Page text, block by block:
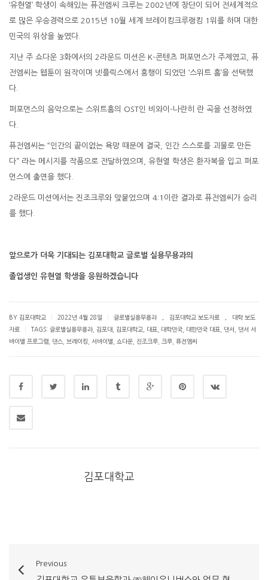
‘유현열’ 학생이 속해있는 퓨전엠씨 크루는 2002년에 창단이 되어 전세계적으
로 많은 우승경력으로 2015년 10월 세계 브레이킹크루랭킹 1위를 하며 대한
민국의 위상을 높였다.
지난 주 쇼다운 3화에서의 2라운드 미션은 K-콘텐츠 퍼포먼스가 주제였고, 퓨
전엠씨는 웹툰이 원작이며 넷플릭스에서 흥행이 되었던 ‘스위트 홈’을 선택했
다.
퍼포먼스의 음악으로는 스위트홈의 OST인 비와이-나란히 란 곡을 선정하였
다.
퓨전엠씨는 “인간의 끝이없는 욕망 때문에 결국, 인간 스스로를 괴물로 만든
다” 라는 메시지를 작품으로 전달하였으며, 유현열 학생은 환자복을 입고 퍼포
먼스에 출연을 했다.
2라운드 미션에서는 진조크루와 맞붙었으며 4:1이란 결과로 퓨전엠씨가 승리
를 했다.
앞으로가 더욱 기대되는 김포대학교 글로벌 실용무용과의
졸업생인 유현열 학생을 응원하겠습니다
BY 김포대학교 2022년 4월 28일 글로벌실용무용과 김포대학교 보도자료
대학 보도
자료
TAGS: 글로벌실용무용과 김포대 김포대학교 대표 대학민국 대한민국 대표 댄서
댄서 서
바이벌 프로그램
댄스 브레이킹 서바이벌 쇼다운 진조크루 크루 퓨전엠씨
김포대학교
Previous